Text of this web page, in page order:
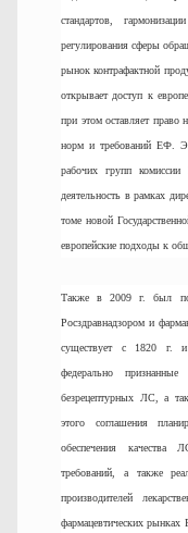
стандартов,
регулирования сферы
рынок контрафактной
открывает доступ к
при этом оставляет право
норм и требований ЕФ.
рабочих групп комиссии
деятельность в рамках
томе новой
европейские подходы к
Также в 2009 г. был
Росздравнадзором и
существует с 1820 г. и
федерально
безрецептурных ЛС, а
этого соглашения
обеспечения качества
требований, а также
производителей
фармацевтических